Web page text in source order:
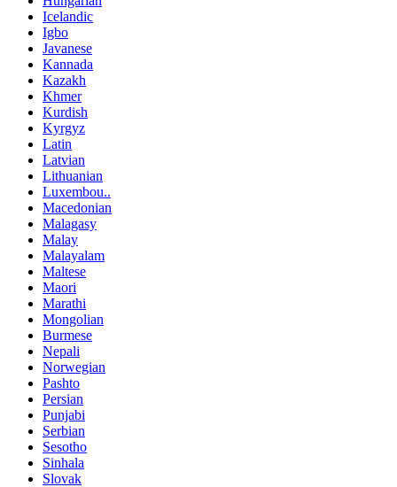
Icelandic
Igbo
Javanese
Kannada
Kazakh
Khmer
Kurdish
Kyrgyz
Latin
Latvian
Lithuanian
Luxembou..
Macedonian
Malagasy
Malay
Malayalam
Maltese
Maori
Marathi
Mongolian
Burmese
Nepali
Norwegian
Pashto
Persian
Punjabi
Serbian
Sesotho
Sinhala
Slovak